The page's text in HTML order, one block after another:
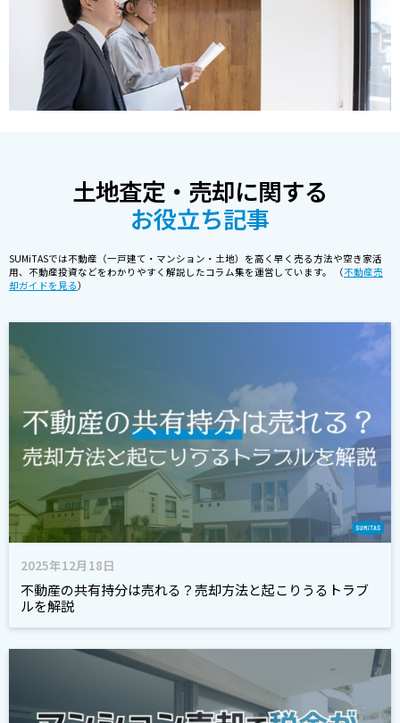
土地査定・売却に関する
お役立ち記事
SUMiTASでは不動産（一戸建て・マンション・土地）を高く早く売る方法や空き家活
用、不動産投資などをわかりやすく解説したコラム集を運営しています。 （不動産売
却ガイドを見る）
2025年12月18日
不動産の共有持分は売れる？売却方法と起こりうるトラブ
ルを解説